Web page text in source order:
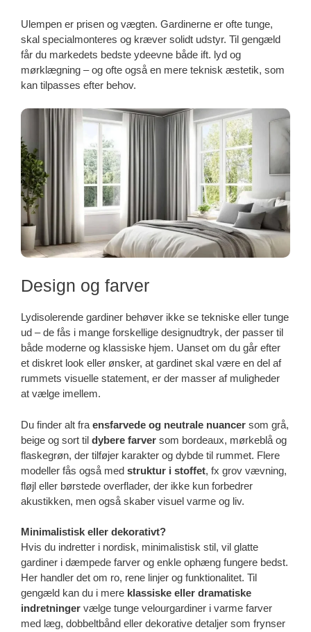
Ulempen er prisen og vægten. Gardinerne er ofte tunge,
skal specialmonteres og kræver solidt udstyr. Til gengæld
får du markedets bedste ydeevne både ift. lyd og
mørklægning – og ofte også en mere teknisk æstetik, som
kan tilpasses efter behov.
Design og farver
Lydisolerende gardiner behøver ikke se tekniske eller tunge
ud – de fås i mange forskellige designudtryk, der passer til
både moderne og klassiske hjem. Uanset om du går efter
et diskret look eller ønsker, at gardinet skal være en del af
rummets visuelle statement, er der masser af muligheder
at vælge imellem.
Du finder alt fra ensfarvede og neutrale nuancer som grå,
beige og sort til dybere farver som bordeaux, mørkeblå og
flaskegrøn, der tilføjer karakter og dybde til rummet. Flere
modeller fås også med struktur i stoffet, fx grov vævning,
fløjl eller børstede overflader, der ikke kun forbedrer
akustikken, men også skaber visuel varme og liv.
Minimalistisk eller dekorativt?
Hvis du indretter i nordisk, minimalistisk stil, vil glatte
gardiner i dæmpede farver og enkle ophæng fungere bedst.
Her handler det om ro, rene linjer og funktionalitet. Til
gengæld kan du i mere klassiske eller dramatiske
indretninger vælge tunge velourgardiner i varme farver
med læg, dobbeltbånd eller dekorative detaljer som frynser